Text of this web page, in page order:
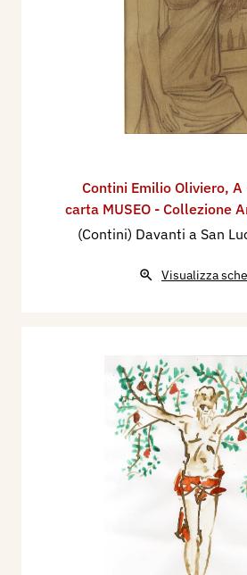
Contini Emilio Oliviero, A
carta MUSEO - Collezione
(Contini) Davanti a San
Visualizza